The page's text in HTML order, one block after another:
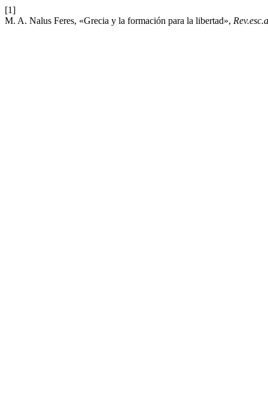
[1]
M. A. Nalus Feres, «Grecia y la formación para la libertad»,